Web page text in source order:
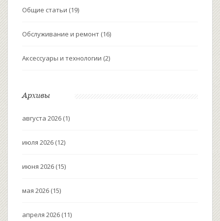
Общие статьи (19)
Обслуживание и ремонт (16)
Аксессуары и технологии (2)
Архивы
августа 2026 (1)
июля 2026 (12)
июня 2026 (15)
мая 2026 (15)
апреля 2026 (11)